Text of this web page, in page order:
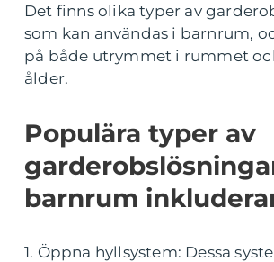
Det finns olika typer av
som kan användas i barnrum,
på både utrymmet i rummet
ålder.
Populära typer av
barnrum
1. Öppna hyllsystem: Dessa